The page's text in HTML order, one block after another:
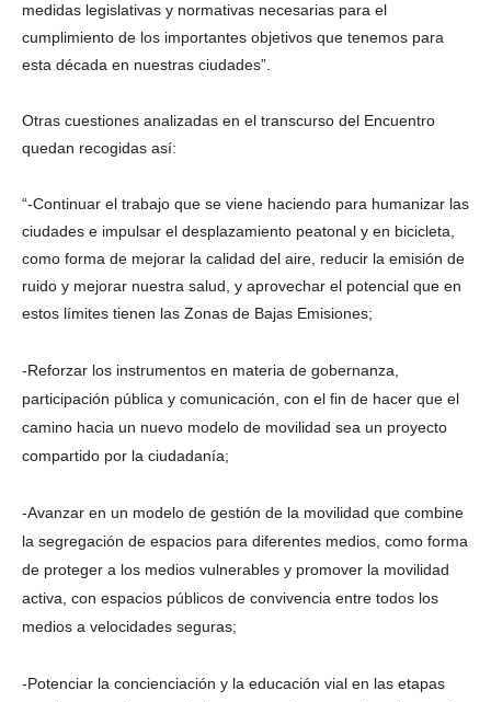
medidas legislativas y normativas necesarias para el
cumplimiento de los importantes objetivos que tenemos para
esta década en nuestras ciudades”.
Otras cuestiones analizadas en el transcurso del Encuentro
quedan recogidas así:
“-Continuar el trabajo que se viene haciendo para humanizar las
ciudades e impulsar el desplazamiento peatonal y en bicicleta,
como forma de mejorar la calidad del aire, reducir la emisión de
ruido y mejorar nuestra salud, y aprovechar el potencial que en
estos límites tienen las Zonas de Bajas Emisiones;
-Reforzar los instrumentos en materia de gobernanza,
participación pública y comunicación, con el fin de hacer que el
camino hacia un nuevo modelo de movilidad sea un proyecto
compartido por la ciudadanía;
-Avanzar en un modelo de gestión de la movilidad que combine
la segregación de espacios para diferentes medios, como forma
de proteger a los medios vulnerables y promover la movilidad
activa, con espacios públicos de convivencia entre todos los
medios a velocidades seguras;
-Potenciar la concienciación y la educación vial en las etapas